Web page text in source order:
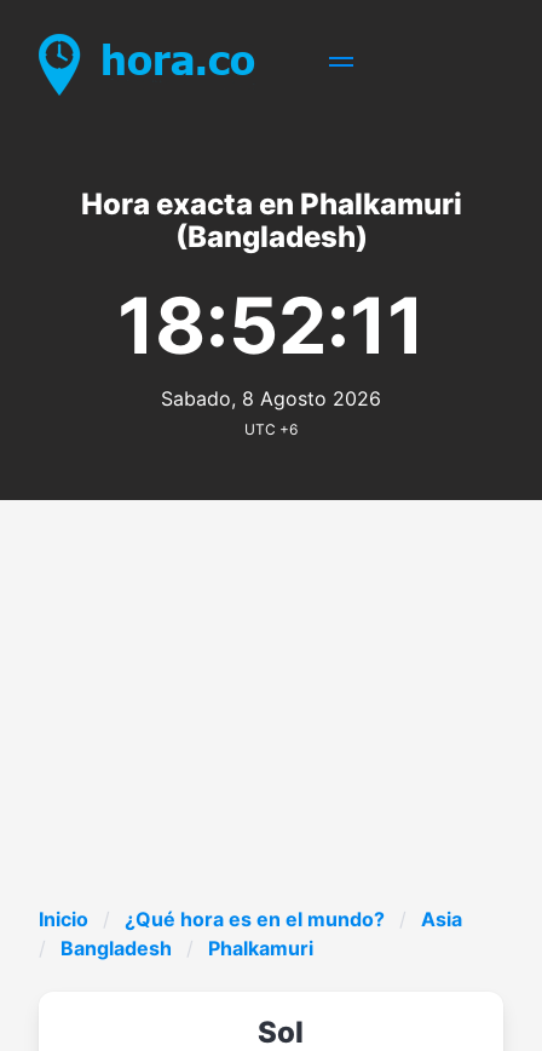
Hora exacta en Phalkamuri
(Bangladesh)
18:52:11
Sabado, 8 Agosto 2026
UTC +6
Inicio ¿Qué hora es en el mundo?
Asia
Bangladesh
Phalkamuri
Sol